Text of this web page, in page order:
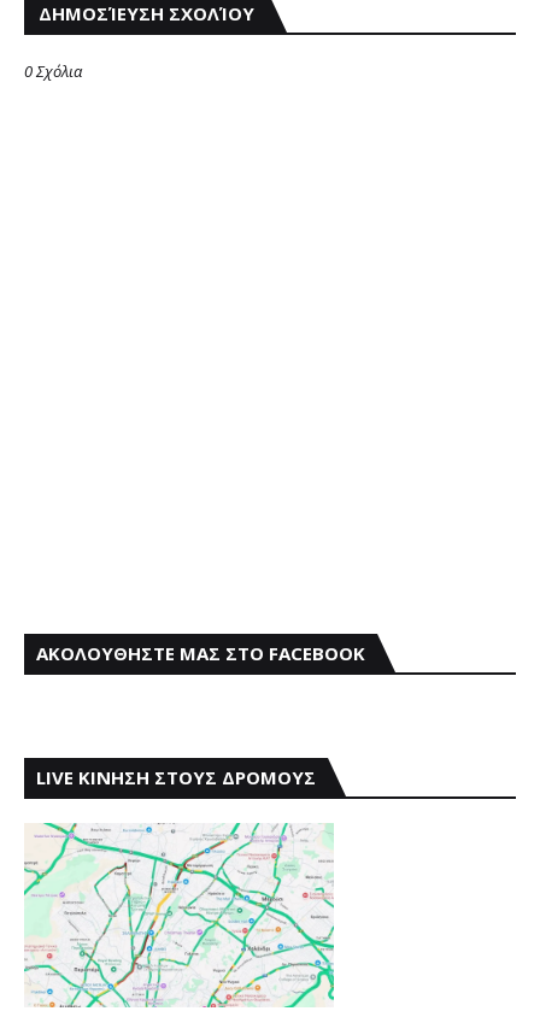
ΔΗΜΟΣΊΕΥΣΗ ΣΧΟΛΊΟΥ
0 Σχόλια
ΑΚΟΛΟΥΘΗΣΤΕ ΜΑΣ ΣΤΟ FACEBOOK
LIVE ΚΙΝΗΣΗ ΣΤΟΥΣ ΔΡΟΜΟΥΣ